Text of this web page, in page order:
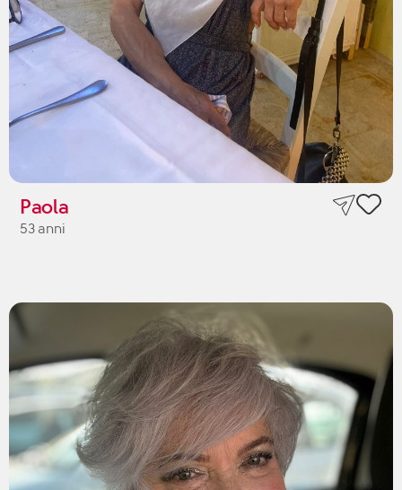
Paola
53 anni